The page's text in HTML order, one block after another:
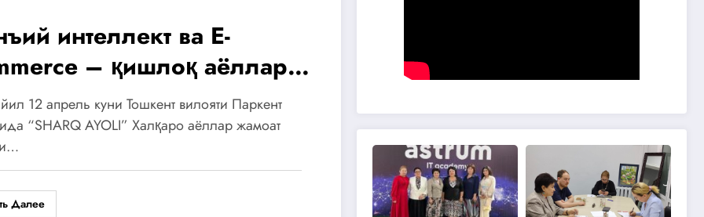
интеллект ва E-
– қишлоқ аёллари
янги имкониятлар
” семинар-тренинг
вилоятининг Паркент
12 апрель куни Тошкент вилояти Паркент
“SHARQ AYOLI” Халқаро аёллар жамоат
Далее